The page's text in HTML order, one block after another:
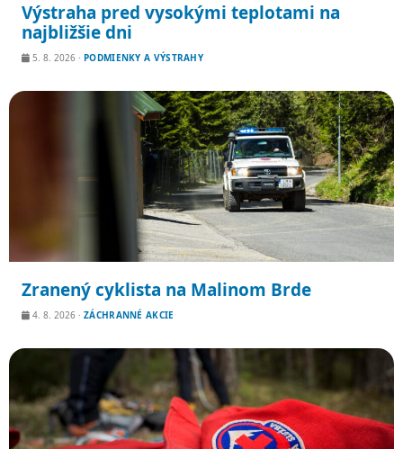
Výstraha pred vysokými teplotami na
najbližšie dni
5. 8. 2026 · PODMIENKY A VÝSTRAHY
Zranený cyklista na Malinom Brde
4. 8. 2026 · ZÁCHRANNÉ AKCIE